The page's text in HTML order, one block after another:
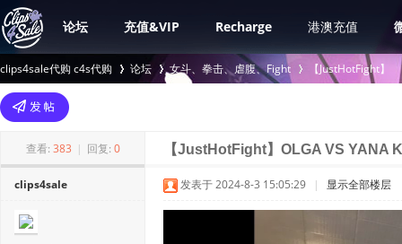
论坛 充值&VIP Recharge 港澳充值
clips4sale代购 c4s代购
>
论坛 女斗、拳击、虐腹、Fight
›
【JustHotFight】
查看: 383 | 回复: 0 【JustHotFight】OLGA VS YANA
clips4sale 发表于 2024-8-3 15:05:29 | 显示全部楼层